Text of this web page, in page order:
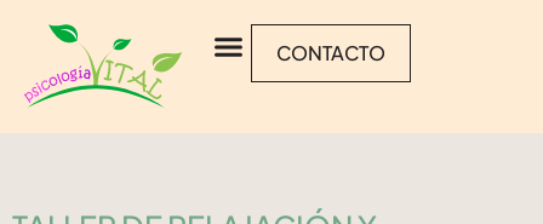
CONTACTO